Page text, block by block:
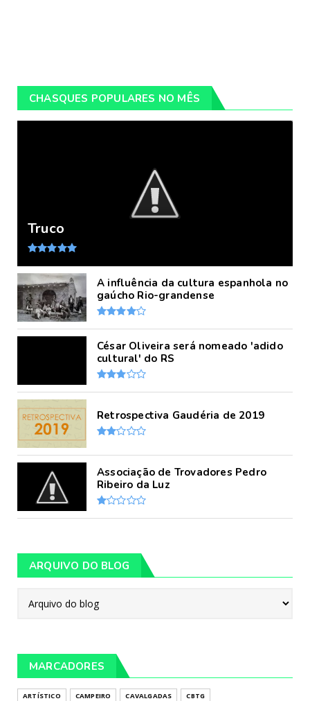
CHASQUES POPULARES NO MÊS
Truco
A influência da cultura espanhola no
gaúcho Rio-grandense
César Oliveira será nomeado 'adido
cultural' do RS
Retrospectiva Gaudéria de 2019
Associação de Trovadores Pedro
Ribeiro da Luz
ARQUIVO DO BLOG
MARCADORES
ARTÍSTICO CAMPEIRO CAVALGADAS
CBTG